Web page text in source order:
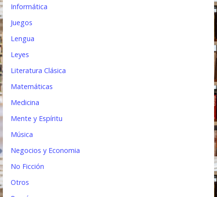
Informática
Juegos
Lengua
Leyes
Literatura Clásica
Matemáticas
Medicina
Mente y Espíritu
Música
Negocios y Economia
No Ficción
Otros